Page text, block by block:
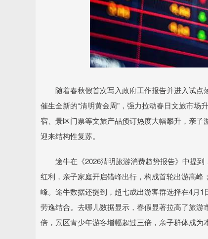
随着春秋假首次写入政府工作报告并进入试点
催生全新的“清明黄金周”，强力拉动春日文旅市
宿、景区门票等文旅产品预订热度大幅攀升，亲
迎来结构性复苏。
途牛在《2026清明旅游消费趋势报告》中提到
红利，亲子家庭开启错峰出行，构成首轮出游高
峰。途牛数据还提到，超七成出游客群选择在4月1
劳逸结合。去哪儿数据显示，春假显著拉高了旅
倍，景区青少年游客增幅超过三倍，亲子群体成为